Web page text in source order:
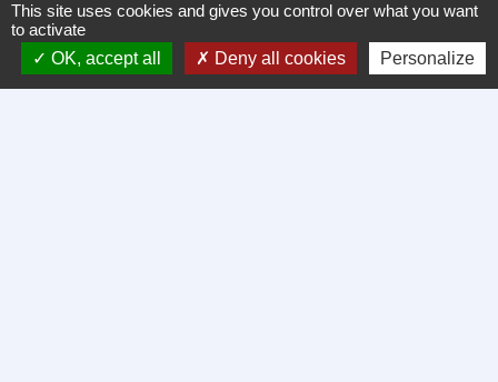
Démarches administratives
Ville de Colmar
Tourisme en Alsace
This site uses cookies and gives you control over what you want
to activate
OK, accept all
Deny all cookies Personalize